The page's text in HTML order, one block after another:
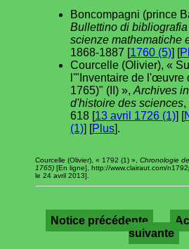
Boncompagni (prince
Bullettino di
scienze mathematiche
1868-1887 [ 1760 (5)
Courcelle (Olivier), «
l'"Inventaire de l'œuvre
1765)" (II) »,Archives
d'histoire des sciences,
618 [ 13 avril 1726 (1)
(1)
Plus ].
Courcelle (Olivier), « 1792 (1) », Chronologie
1765) [En ligne], http://www.clairaut.com/
le 24 avril 2013].
Notice précédente
suivante